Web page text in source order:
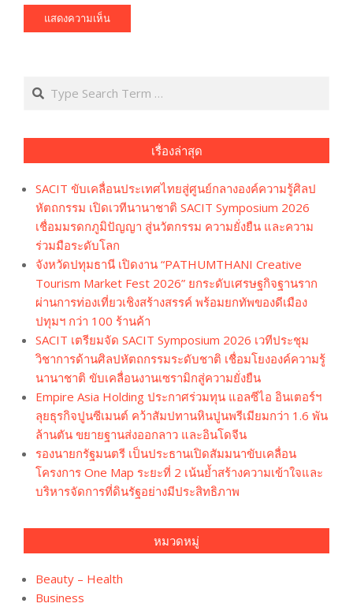
Search
เรื่องล่าสุด
SACIT ขับเคลื่อนประเทศไทยสู่ศูนย์กลางองค์ความรู้ศิลป
หัตถกรรม เปิดเวทีนานาชาติ SACIT Symposium 2026
เชื่อมมรดกภูมิปัญญา สู่นวัตกรรม ความยั่งยืน และความ
ร่วมมือระดับโลก
จังหวัดปทุมธานี เปิดงาน “PATHUMTHANI Creative
Tourism Market Fest 2026” ยกระดับเศรษฐกิจฐานราก
ผ่านการท่องเที่ยวเชิงสร้างสรรค์ พร้อมยกทัพของดีเมือง
ปทุมฯ กว่า 100 ร้านค้า
SACIT เตรียมจัด SACIT Symposium 2026 เวทีประชุม
วิชาการด้านศิลปหัตถกรรมระดับชาติ เชื่อมโยงองค์ความรู้
นานาชาติ ขับเคลื่อนงานเซรามิกสู่ความยั่งยืน
Empire Asia Holding ประกาศร่วมทุน แอลซีไอ อินเตอร์ฯ
ลุยธุรกิจปูนซีเมนต์ คว้าสัมปทานหินปูนพรีเมียมกว่า 1.6 พัน
ล้านตัน ขยายฐานส่งออกลาว และอินโดจีน
รองนายกรัฐมนตรี เป็นประธานเปิดสัมมนาขับเคลื่อน
โครงการ One Map ระยะที่ 2 เน้นย้ำสร้างความเข้าใจและ
บริหารจัดการที่ดินรัฐอย่างมีประสิทธิภาพ
หมวดหมู่
Beauty – Health
Business